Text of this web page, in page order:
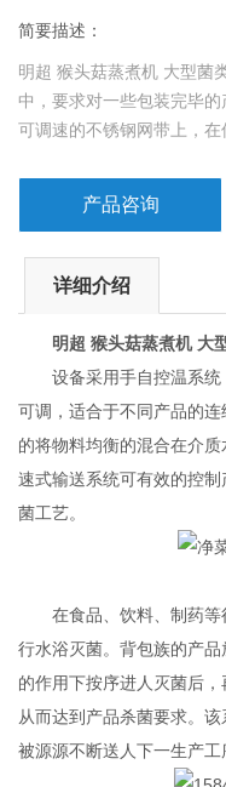
简要描述：
明超 猴头菇蒸煮机 大型菌
中，要求对一些包装完毕
可调速的不锈钢网带上，
产品咨询
详细介绍
明超 猴头菇蒸煮机 大
设备采用手自控温系统
可调，适合于不同产品的
的将物料均衡的混合在介
速式输送系统可有效的控
菌工艺。
在食品、饮料、制药等
行水浴灭菌。背包族的产
的作用下按序进人灭菌后
从而达到产品杀菌要求。
被源源不断送人下一生产工